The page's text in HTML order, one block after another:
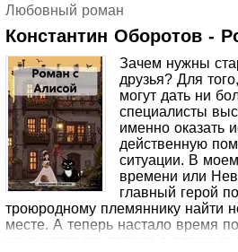
Любовный роман
Константин Оборотов -
Зачем нужны
друзья? Для
могут дать ни
специалисты
именно оказать
действенную
ситуации. В
времени или
главный герой
троюродному племяннику найти
месте. А теперь настало время